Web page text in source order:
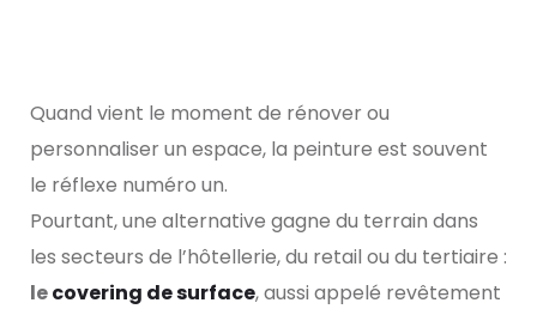
Quand vient le moment de rénover ou
personnaliser un espace, la peinture est souvent
le réflexe numéro un.
Pourtant, une alternative gagne du terrain dans
les secteurs de l’hôtellerie, du retail ou du tertiaire :
lecovering de surface, aussi appelé revêtement